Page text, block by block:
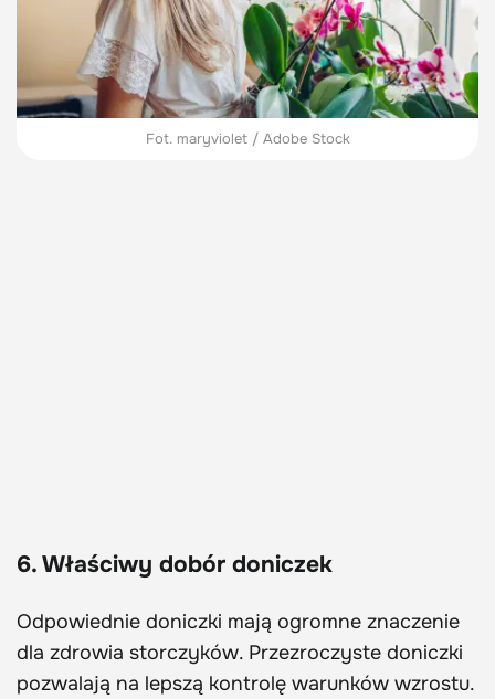
Fot. maryviolet / Adobe Stock
6. Właściwy dobór doniczek
Odpowiednie doniczki mają ogromne znaczenie
dla zdrowia storczyków. Przezroczyste doniczki
pozwalają na lepszą kontrolę warunków wzrostu.